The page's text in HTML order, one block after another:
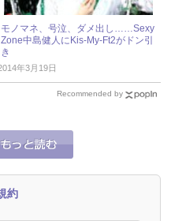
モノマネ、号泣、ダメ出し……Sexy
Zone中島健人にKis-My-Ft2がドン引
き
年3月19日
Recommended by
約